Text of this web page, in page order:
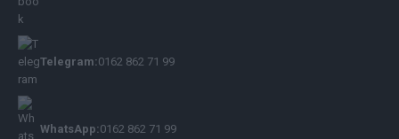
Telegram:0162 862 71 99
WhatsApp:0162 862 71 99